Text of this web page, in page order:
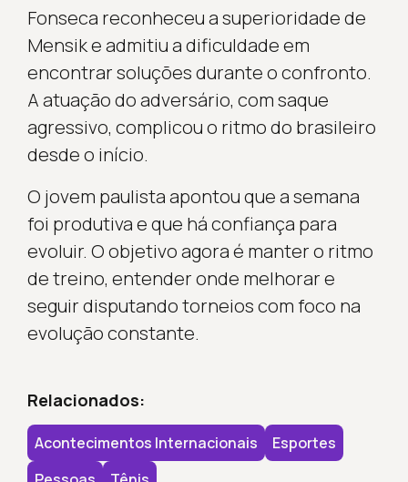
Fonseca reconheceu a superioridade de
Mensik e admitiu a dificuldade em
encontrar soluções durante o confronto.
A atuação do adversário, com saque
agressivo, complicou o ritmo do brasileiro
desde o início.
O jovem paulista apontou que a semana
foi produtiva e que há confiança para
evoluir. O objetivo agora é manter o ritmo
de treino, entender onde melhorar e
seguir disputando torneios com foco na
evolução constante.
Relacionados:
Acontecimentos Internacionais
Esportes